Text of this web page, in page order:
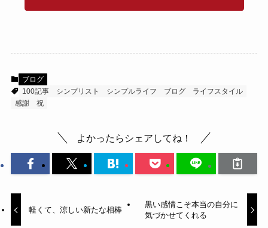
ブログ
100記事
シンプリスト シンプルライフ ブログ
ライフスタイル
感謝
祝
よかったらシェアしてね！
軽くて、涼しい新たな相棒
黒い感情こそ本当の自分に
気づかせてくれる